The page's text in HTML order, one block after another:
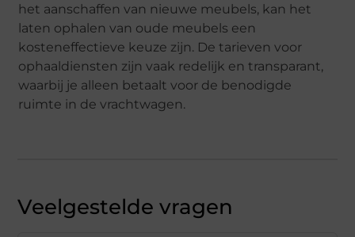
het aanschaffen van nieuwe meubels, kan het
laten ophalen van oude meubels een
kosteneffectieve keuze zijn. De tarieven voor
ophaaldiensten zijn vaak redelijk en transparant,
waarbij je alleen betaalt voor de benodigde
ruimte in de vrachtwagen.
Veelgestelde vragen